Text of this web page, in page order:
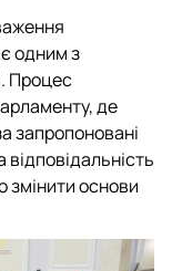
одним з
Процес
де
запропоновані
змінити основи